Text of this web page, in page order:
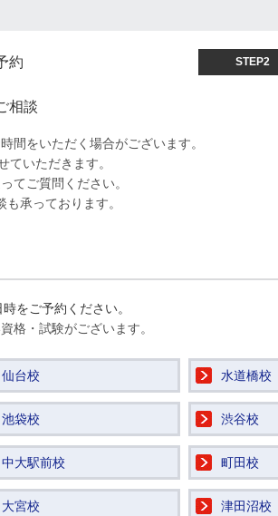
約 STEP2
相談
間をいただく場合がございます。
ていただきます。
てご質問ください。
承っております。
をご予約ください。
格・試験がございます。
仙台校 水道橋校
池袋校 渋谷校
中大駅前校 町田校
大宮校 津田沼校